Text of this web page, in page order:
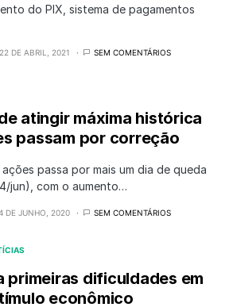
do PIX, sistema de pagamentos
22 DE ABRIL, 2021 SEM COMENTÁRIOS
atingir máxima histórica
passam por correção
passa por mais um dia de queda
jun), com o aumento…
DE JUNHO, 2020 SEM COMENTÁRIOS
primeiras dificuldades em
econômico